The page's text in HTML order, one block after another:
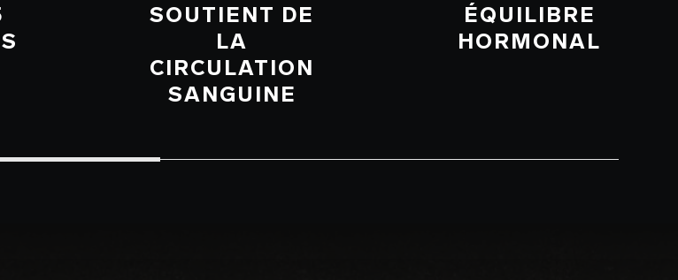
SOUTIENT DE
LA
CIRCULATION
SANGUINE
ÉQUILIBRE
HORMONAL